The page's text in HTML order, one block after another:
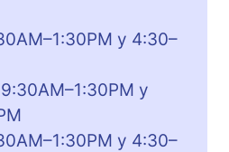
y 4:30–
y
y 4:30–